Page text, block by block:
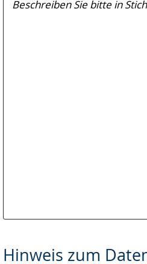
Hinweis zum